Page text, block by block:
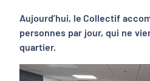
Aujourd’hui, le Collectif
personnes par jour, qui ne
quartier.